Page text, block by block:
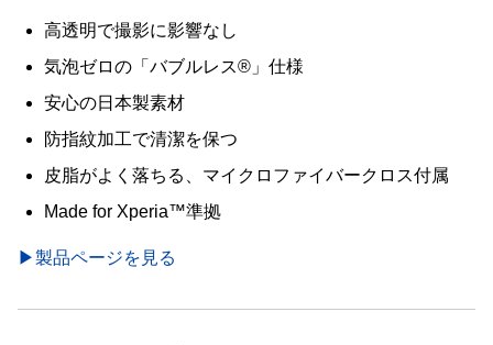
高透明で撮影に影響なし
気泡ゼロの「バブルレス®」仕様
安心の日本製素材
防指紋加工で清潔を保つ
皮脂がよく落ちる、マイクロファイバークロス付属
Made for Xperia™準拠
▶製品ページを見る